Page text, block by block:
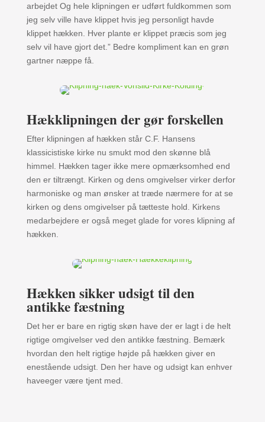
arbejdet Og hele klipningen er udført fuldkommen som
jeg selv ville have klippet hvis jeg personligt havde
klippet hækken. Hver plante er klippet præcis som jeg
selv vil have gjort det.” Bedre kompliment kan en grøn
gartner næppe få.
Hækklipningen der gør forskellen
Efter klipningen af hækken står C.F. Hansens
klassicistiske kirke nu smukt mod den skønne blå
himmel. Hækken tager ikke mere opmærksomhed end
den er tiltrængt. Kirken og dens omgivelser virker derfor
harmoniske og man ønsker at træde nærmere for at se
kirken og dens omgivelser på tætteste hold. Kirkens
medarbejdere er også meget glade for vores klipning af
hækken.
Hækken sikker udsigt til den
antikke fæstning
Det her er bare en rigtig skøn have der er lagt i de helt
rigtige omgivelser ved den antikke fæstning. Bemærk
hvordan den helt rigtige højde på hækken giver en
enestående udsigt. Den her have og udsigt kan enhver
haveeger være tjent med.